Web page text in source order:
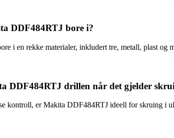
DDF484RTJ bore i?
i en rekke materialer, inkludert tre, metall, plast og
DDF484RTJ drillen når det gjelder
kontroll, er Makita DDF484RTJ ideell for skruing i